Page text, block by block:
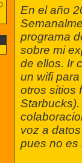
En el año
programa
sobre mi
de ellos. Ir
un wifi
otros sitios
voz a
pues no es